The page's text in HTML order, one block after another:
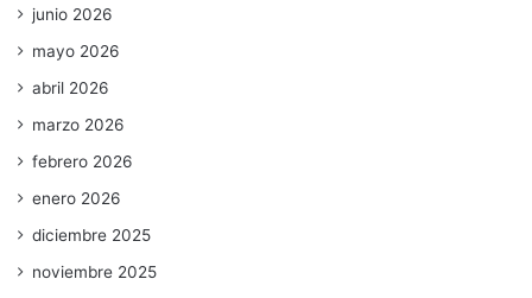
junio 2026
mayo 2026
abril 2026
marzo 2026
febrero 2026
enero 2026
diciembre 2025
noviembre 2025